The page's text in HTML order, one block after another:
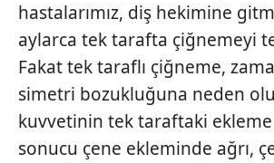
hastalarımız, diş hekimine
aylarca tek tarafta çiğnemeyi
Fakat tek taraflı çiğneme,
simetri bozukluğuna neden
kuvvetinin tek taraftaki
sonucu çene ekleminde ağrı,